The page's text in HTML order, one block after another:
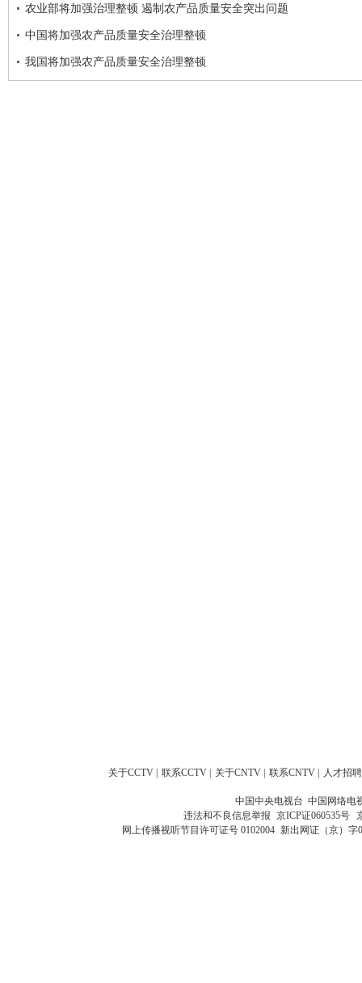
农业部将加强治理整顿 遏制农产品质量安全突出问题
中国将加强农产品质量安全治理整顿
我国将加强农产品质量安全治理整顿
关于CCTV 联系CCTV 关于CNTV 联系CNTV 人才招聘
中国中央电视台 中国网络电
违法和不良信息举报 京ICP证060535号
网上传播视听节目许可证号 0102004 新出网证（京）